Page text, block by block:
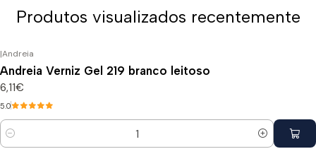
Produtos visualizados recentemente
|Andreia
Andreia Verniz Gel 219 branco leitoso
6,11€
5.0
Quantidade